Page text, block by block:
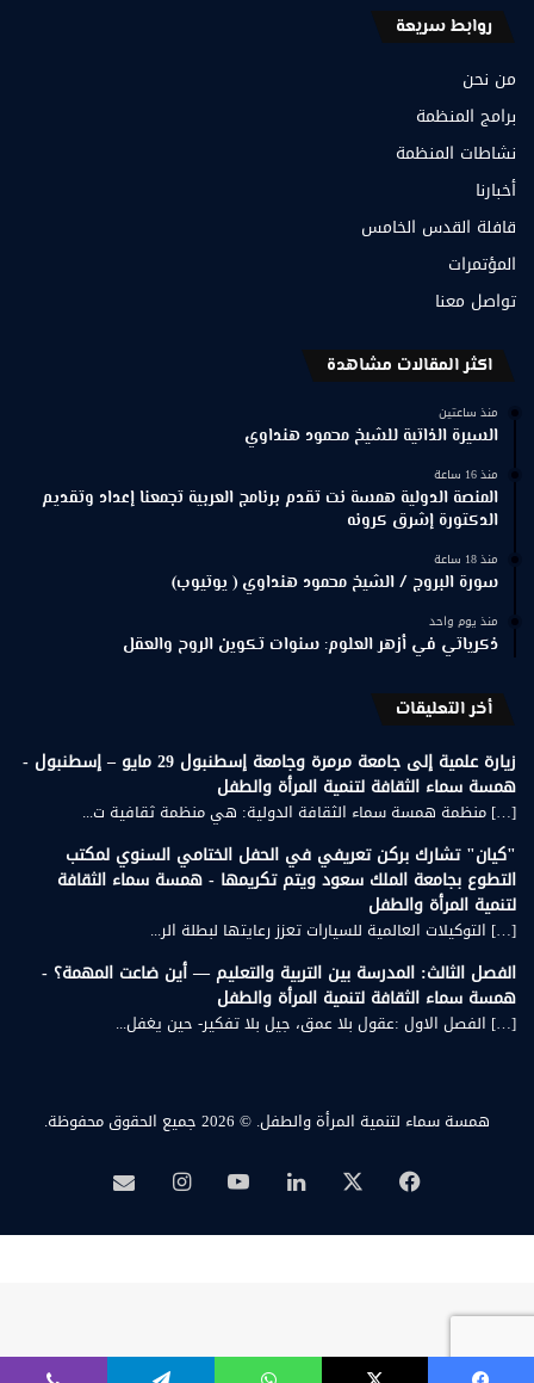
روابط سريعة
من نحن
برامج المنظمة
نشاطات المنظمة
أخبارنا
قافلة القدس الخامس
المؤتمرات
تواصل معنا
اكثر المقالات مشاهدة
منذ ساعتين
السيرة الذاتية للشيخ محمود هنداوي
منذ 16 ساعة
المنصة الدولية همسة نت تقدم برنامج العربية تجمعنا إعداد وتقديم
الدكتورة إشرق كرونه
منذ 18 ساعة
سورة البروج / الشيخ محمود هنداوي ( يوتيوب)
منذ يوم واحد
ذكرياتي في أزهر العلوم: سنوات تكوين الروح والعقل
أخر التعليقات
زيارة علمية إلى جامعة مرمرة وجامعة إسطنبول 29 مايو – إسطنبول -
همسة سماء الثقافة لتنمية المرأة والطفل
[…] منظمة همسة سماء الثقافة الدولية: هي منظمة ثقافية ت...
"كيان" تشارك بركن تعريفي في الحفل الختامي السنوي لمكتب
التطوع بجامعة الملك سعود ويتم تكريمها - همسة سماء الثقافة
لتنمية المرأة والطفل
[…] التوكيلات العالمية للسيارات تعزز رعايتها لبطلة الر...
الفصل الثالث: المدرسة بين التربية والتعليم — أين ضاعت المهمة؟ -
همسة سماء الثقافة لتنمية المرأة والطفل
[…] الفصل الاول :عقول بلا عمق، جيل بلا تفكير- حين يغفل...
همسة سماء لتنمية المرأة والطفل. © 2026 جميع الحقوق محفوظة.
فيسبوك لينكدإن‫YouTubeانستقرامبريد
همسة